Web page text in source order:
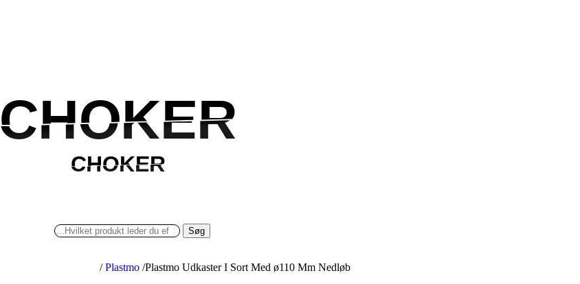
CHOKER
CHOKER
CHOKER
CHOKER
Søg
/ Plastmo /Plastmo Udkaster I Sort Med ø110 Mm Nedløb